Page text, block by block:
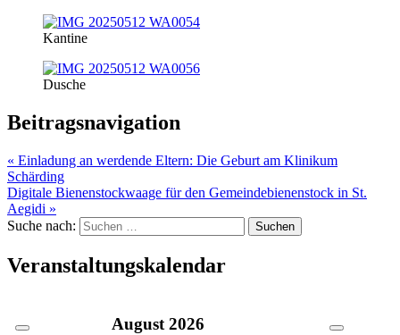
Kantine
Dusche
Beitragsnavigation
« Einladung an werdende Eltern: Die Geburt am Klinikum
Schärding
Digitale Bienenstockwaage für den Gemeindebienenstock in St.
Aegidi »
Suche nach:
Veranstaltungskalendar
August 2026